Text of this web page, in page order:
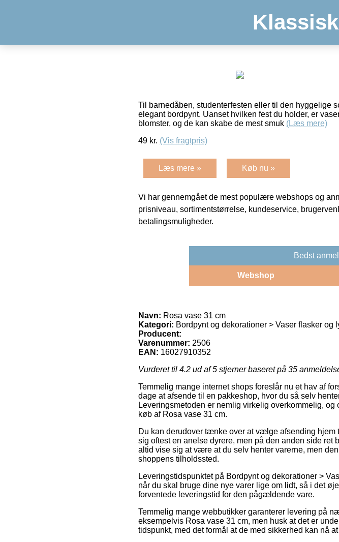
Til barnedåben, studenterfesten eller til den hyggelige
elegant bordpynt. Uanset hvilken fest du holder, er
blomster, og de kan skabe de mest smuk (Læs mere)
49 kr. (Vis fragtpris)
Læs mere » Køb nu »
Vi har gennemgået de mest populære webshops og
prisniveau, sortimentstørrelse, kundeservice,
betalingsmuligheder.
Bedst
Webshop
Navn: Rosa vase 31 cm
Kategori: Bordpynt og dekorationer > Vaser flasker og
Producent:
Varenummer: 2506
EAN: 16027910352
Vurderet til 4.2 ud af 5 stjerner baseret på 35
Temmelig mange internet shops foreslår nu et hav af
dage at afsende til en pakkeshop, hvor du så selv
Leveringsmetoden er nemlig virkelig overkommelig,
køb af Rosa vase 31 cm.
Du kan derudover tænke over at vælge afsending
sig oftest en anelse dyrere, men på den anden side
altid vise sig at være at du selv henter varerne, men
shoppens tilholdssted.
Leveringstidspunktet på Bordpynt og dekorationer >
når du skal bruge dine nye varer lige om lidt, så i det
forventede leveringstid for den pågældende vare.
Temmelig mange webbutikker garanterer levering på
eksempelvis Rosa vase 31 cm, men husk at det er
tidspunkt, med det formål at de med sikkerhed kan nå